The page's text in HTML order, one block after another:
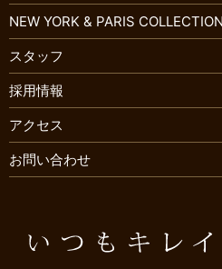
NEW YORK & PARIS COLLECTION
スタッフ
採用情報
アクセス
お問い合わせ